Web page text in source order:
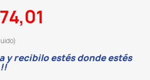
y recibilo estés donde estés